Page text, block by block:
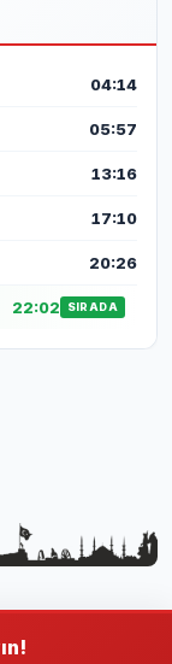
04:14
05:57
13:16
17:10
20:26
22:02 SIRADA